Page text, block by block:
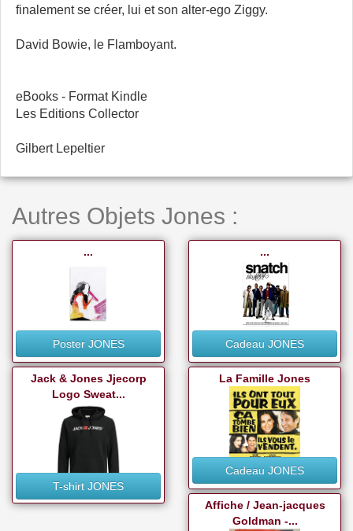
finalement se créer, lui et son alter-ego Ziggy.
David Bowie, le Flamboyant.
eBooks - Format Kindle
Les Editions Collector
Gilbert Lepeltier
Autres Objets Jones :
...
Poster JONES
...
Cadeau JONES
Jack & Jones Jjecorp
Logo Sweat...
T-shirt JONES
La Famille Jones
Cadeau JONES
Affiche / Jean-jacques
Goldman -...